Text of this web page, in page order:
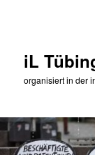
iL
organisiert in der